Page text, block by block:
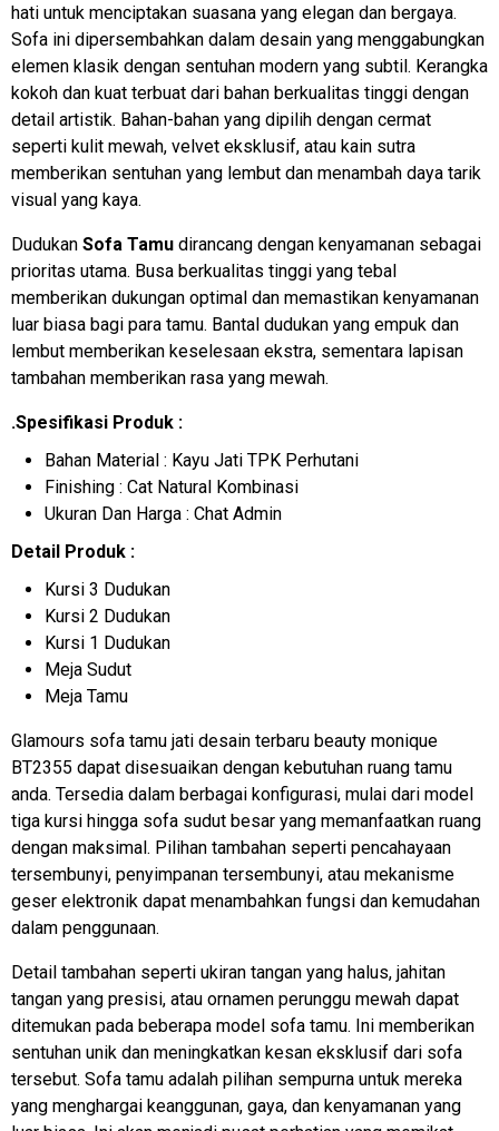
hati untuk menciptakan suasana yang elegan dan bergaya.
Sofa ini dipersembahkan dalam desain yang menggabungkan
elemen klasik dengan sentuhan modern yang subtil. Kerangka
kokoh dan kuat terbuat dari bahan berkualitas tinggi dengan
detail artistik. Bahan-bahan yang dipilih dengan cermat
seperti kulit mewah, velvet eksklusif, atau kain sutra
memberikan sentuhan yang lembut dan menambah daya tarik
visual yang kaya.
Dudukan Sofa Tamu dirancang dengan kenyamanan sebagai
prioritas utama. Busa berkualitas tinggi yang tebal
memberikan dukungan optimal dan memastikan kenyamanan
luar biasa bagi para tamu. Bantal dudukan yang empuk dan
lembut memberikan keselesaan ekstra, sementara lapisan
tambahan memberikan rasa yang mewah.
.Spesifikasi Produk :
Bahan Material : Kayu Jati TPK Perhutani
Finishing : Cat Natural Kombinasi
Ukuran Dan Harga : Chat Admin
Detail Produk :
Kursi 3 Dudukan
Kursi 2 Dudukan
Kursi 1 Dudukan
Meja Sudut
Meja Tamu
Glamours sofa tamu jati desain terbaru beauty monique
BT2355 dapat disesuaikan dengan kebutuhan ruang tamu
anda. Tersedia dalam berbagai konfigurasi, mulai dari model
tiga kursi hingga sofa sudut besar yang memanfaatkan ruang
dengan maksimal. Pilihan tambahan seperti pencahayaan
tersembunyi, penyimpanan tersembunyi, atau mekanisme
geser elektronik dapat menambahkan fungsi dan kemudahan
dalam penggunaan.
Detail tambahan seperti ukiran tangan yang halus, jahitan
tangan yang presisi, atau ornamen perunggu mewah dapat
ditemukan pada beberapa model sofa tamu. Ini memberikan
sentuhan unik dan meningkatkan kesan eksklusif dari sofa
tersebut. Sofa tamu adalah pilihan sempurna untuk mereka
yang menghargai keanggunan, gaya, dan kenyamanan yang